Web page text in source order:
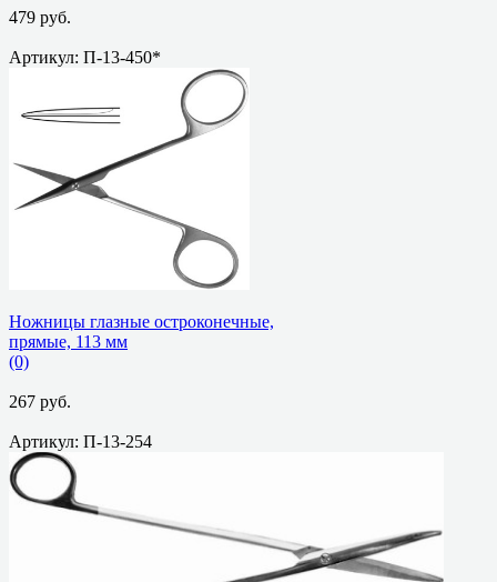
избранное сравнить
479 руб.
Артикул: П-13-450*
сравнить
Ножницы глазные остроконечные,
прямые, 113 мм
(0)
267 руб.
Артикул: П-13-254